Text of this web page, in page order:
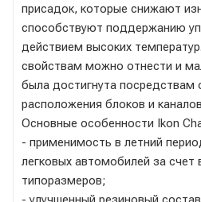
присадок, которые снижают
способствуют поддержанию
действием высоких
свойствам можно отнести и
была достигнута посредствам
расположения блоков и
Основные особенности Ikon
- применимость в летний
легковых автомобилей за счет
типоразмеров;